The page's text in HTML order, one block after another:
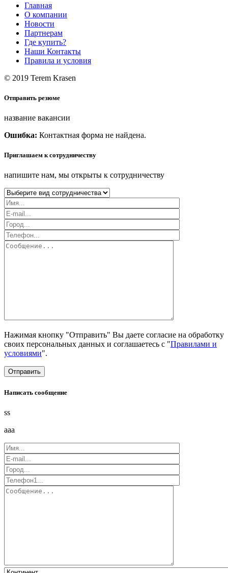
Главная
О компании
Новости
Партнерам
Где купить?
Наши Контакты
Правила и условия
© 2019 Terem Krasen
Отправить резюме
название вакансии
Ошибка: Контактная форма не найдена.
Приглашаем к сотрудничеству
напишите нам, мы открыты к сотрудничеству
Нажимая кнопку "Отправить" Вы даете согласие на обработку
своих персональных данных и соглашаетесь с "Правилами и
условиями".
Написать сообщение
ss
aaa